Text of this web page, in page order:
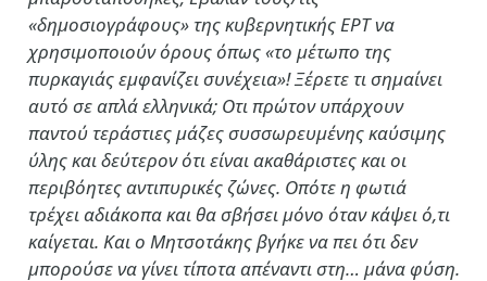
«δημοσιογράφους» της κυβερνητικής ΕΡΤ να
χρησιμοποιούν όρους όπως «το μέτωπο της
πυρκαγιάς εμφανίζει συνέχεια»! Ξέρετε τι σημαίνει
αυτό σε απλά ελληνικά; Οτι πρώτον υπάρχουν
παντού τεράστιες μάζες συσσωρευμένης καύσιμης
ύλης και δεύτερον ότι είναι ακαθάριστες και οι
περιβόητες αντιπυρικές ζώνες. Οπότε η φωτιά
τρέχει αδιάκοπα και θα σβήσει μόνο όταν κάψει ό,τι
καίγεται. Και ο Μητσοτάκης βγήκε να πει ότι δεν
μπορούσε να γίνει τίποτα απέναντι στη… μάνα φύση.